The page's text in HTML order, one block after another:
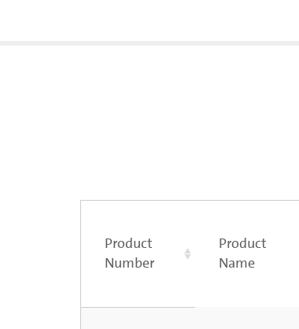
Product
Number
Product
Name